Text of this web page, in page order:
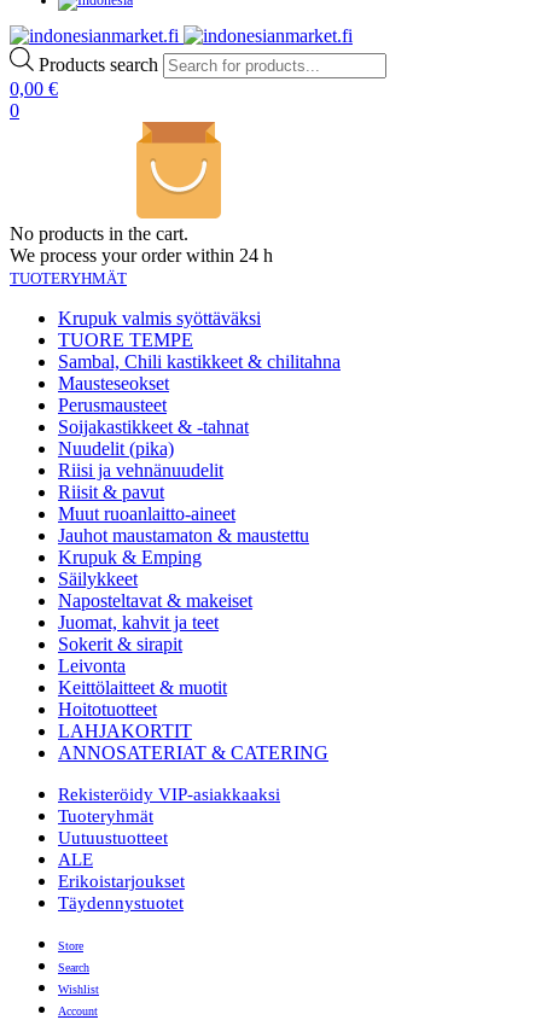
Products search
0,00 €
0
No products in the cart.
We process your order within 24 h
TUOTERYHMÄT
Krupuk valmis syöttäväksi
TUORE TEMPE
Sambal, Chili kastikkeet & chilitahna
Mausteseokset
Perusmausteet
Soijakastikkeet & -tahnat
Nuudelit (pika)
Riisi ja vehnänuudelit
Riisit & pavut
Muut ruoanlaitto-aineet
Jauhot maustamaton & maustettu
Krupuk & Emping
Säilykkeet
Naposteltavat & makeiset
Juomat, kahvit ja teet
Sokerit & sirapit
Leivonta
Keittölaitteet & muotit
Hoitotuotteet
LAHJAKORTIT
ANNOSATERIAT & CATERING
Rekisteröidy VIP-asiakkaaksi
Tuoteryhmät
Uutuustuotteet
ALE
Erikoistarjoukset
Täydennystuotet
Store
Search
Wishlist
Account